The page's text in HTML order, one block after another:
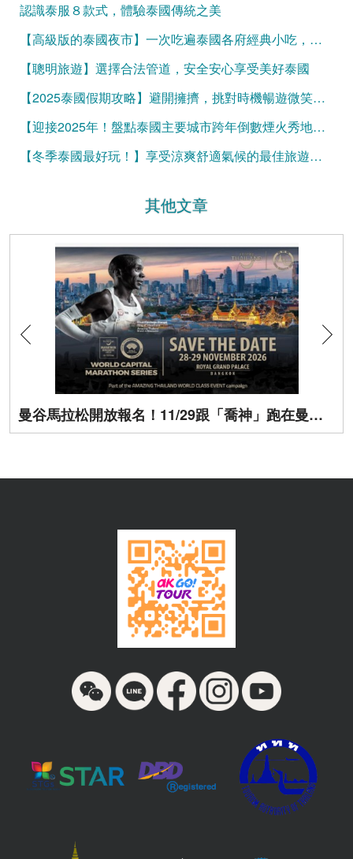
認識泰服８款式，體驗泰國傳統之美
【高級版的泰國夜市】一次吃遍泰國各府經典小吃，吃飽再買伴手禮
【聰明旅遊】選擇合法管道，安全安心享受美好泰國
【2025泰國假期攻略】避開擁擠，挑對時機暢遊微笑國度！
【迎接2025年！盤點泰國主要城市跨年倒數煙火秀地點】
【冬季泰國最好玩！】享受涼爽舒適氣候的最佳旅遊秘訣
其他文章
曼谷馬拉松開放報名！11/29跟「喬神」跑在曼谷街頭